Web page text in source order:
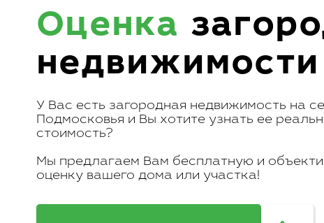
Загородный клуб
LETO Estate
предложения
Продажа
Поселки
Объекты на карте
Коммерческая недвижимость
Инвестиционные предложения
Клуб LETO Estate
Наша команда
Присоединитьсяк команде
Оценка
недвижимости
У Вас есть загородная недвижимость на
Подмосковья и Вы хотите узнать ее
стоимость?
Мы предлагаем Вам бесплатную и
оценку вашего дома или участка!